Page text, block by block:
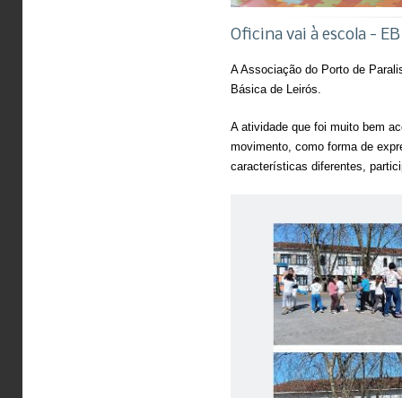
Oficina vai à escola -
A Associação do Porto de
Básica de Leirós.
A atividade que foi muito bem
movimento, como forma de
características diferentes,